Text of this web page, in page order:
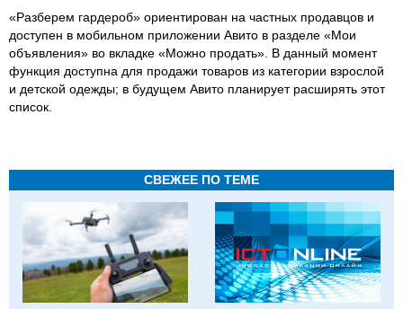
«Разберем гардероб» ориентирован на частных продавцов и
доступен в мобильном приложении Авито в разделе «Мои
объявления» во вкладке «Можно продать». В данный момент
функция доступна для продажи товаров из категории взрослой
и детской одежды; в будущем Авито планирует расширять этот
список.
СВЕЖЕЕ ПО ТЕМЕ